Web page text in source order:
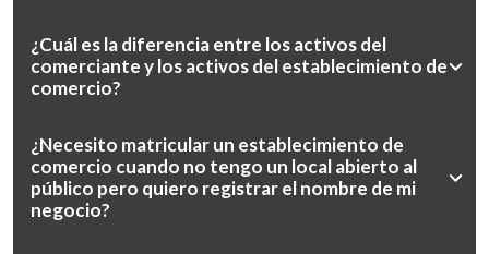
¿Cuál es la diferencia entre los activos del
comerciante y los activos del establecimiento de
comercio?
¿Necesito matricular un establecimiento de
comercio cuando no tengo un local abierto al
público pero quiero registrar el nombre de mi
negocio?